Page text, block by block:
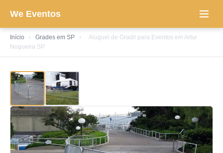
We Eventos
Início › Grades em SP ›
Aluguel de Gradil para Eventos em Artur
Nogueira SP